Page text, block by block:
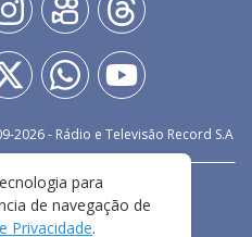
2026- Rádio e Televisão Record S.A
PRIVACIDADE
DE USO
para
de navegação de
Privacidade.